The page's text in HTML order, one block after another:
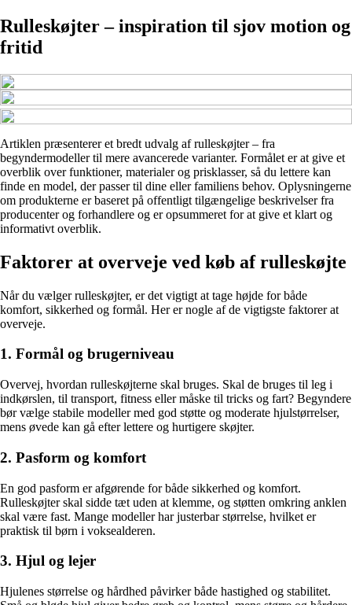
Rulleskøjter – inspiration til sjov motion og
fritid
Artiklen præsenterer et bredt udvalg af rulleskøjter – fra
begyndermodeller til mere avancerede varianter. Formålet er at give et
overblik over funktioner, materialer og prisklasser, så du lettere kan
finde en model, der passer til dine eller familiens behov. Oplysningerne
om produkterne er baseret på offentligt tilgængelige beskrivelser fra
producenter og forhandlere og er opsummeret for at give et klart og
informativt overblik.
Faktorer at overveje ved køb af rulleskøjte
Når du vælger rulleskøjter, er det vigtigt at tage højde for både
komfort, sikkerhed og formål. Her er nogle af de vigtigste faktorer at
overveje.
1. Formål og brugerniveau
Overvej, hvordan rulleskøjterne skal bruges. Skal de bruges til leg i
indkørslen, til transport, fitness eller måske til tricks og fart? Begyndere
bør vælge stabile modeller med god støtte og moderate hjulstørrelser,
mens øvede kan gå efter lettere og hurtigere skøjter.
2. Pasform og komfort
En god pasform er afgørende for både sikkerhed og komfort.
Rulleskøjter skal sidde tæt uden at klemme, og støtten omkring anklen
skal være fast. Mange modeller har justerbar størrelse, hvilket er
praktisk til børn i voksealderen.
3. Hjul og lejer
Hjulenes størrelse og hårdhed påvirker både hastighed og stabilitet.